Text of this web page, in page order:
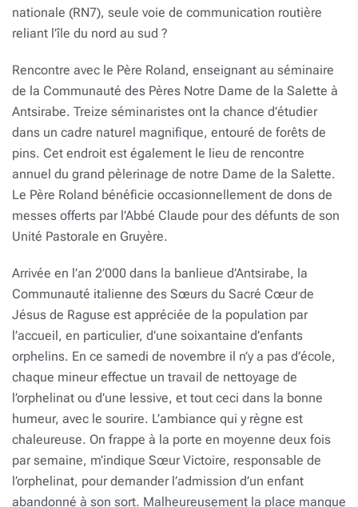
nationale (RN7), seule voie de communication routière
reliant l’île du nord au sud ?
Rencontre avec le Père Roland, enseignant au séminaire
de la Communauté des Pères Notre Dame de la Salette à
Antsirabe. Treize séminaristes ont la chance d’étudier
dans un cadre naturel magnifique, entouré de forêts de
pins. Cet endroit est également le lieu de rencontre
annuel du grand pèlerinage de notre Dame de la Salette.
Le Père Roland bénéficie occasionnellement de dons de
messes offerts par l’Abbé Claude pour des défunts de son
Unité Pastorale en Gruyère.
Arrivée en l’an 2’000 dans la banlieue d’Antsirabe, la
Communauté italienne des Sœurs du Sacré Cœur de
Jésus de Raguse est appréciée de la population par
l’accueil, en particulier, d’une soixantaine d’enfants
orphelins. En ce samedi de novembre il n’y a pas d’école,
chaque mineur effectue un travail de nettoyage de
l’orphelinat ou d’une lessive, et tout ceci dans la bonne
humeur, avec le sourire. L’ambiance qui y règne est
chaleureuse. On frappe à la porte en moyenne deux fois
par semaine, m’indique Sœur Victoire, responsable de
l’orphelinat, pour demander l’admission d’un enfant
abandonné à son sort. Malheureusement la place manque